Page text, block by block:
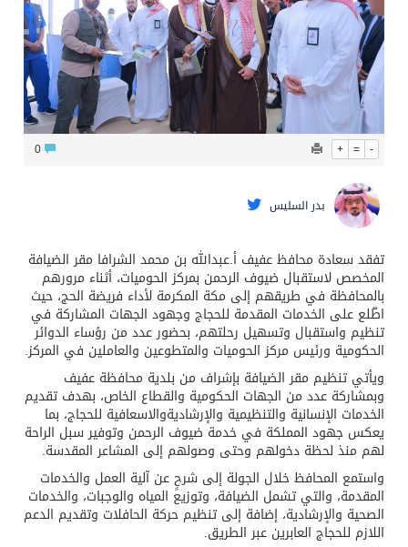
+ = -
بدر السليس
تفقد سعادة محافظ عفيف أ.عبدالله بن محمد الشرافا مقر الضيافة
المخصص لاستقبال ضيوف الرحمن بمركز الحوميات، أثناء مرورهم
بالمحافظة في طريقهم إلى مكة المكرمة لأداء فريضة الحج، حيث
اطّلع على الخدمات المقدمة للحجاج وجهود الجهات المشاركة في
تنظيم واستقبال وتسهيل رحلتهم، بحضور عدد من رؤساء الدوائر
الحكومية ورئيس مركز الحوميات والمتطوعين والعاملين في المركز.
ويأتي تنظيم مقر الضيافة بإشراف من بلدية محافظة عفيف
وبمشاركة عدد من الجهات الحكومية والقطاع الخاص، بهدف تقديم
الخدمات الإنسانية والتنظيمية والإرشاديةوالاسعافية للحجاج، بما
يعكس جهود المملكة في خدمة ضيوف الرحمن وتوفير سبل الراحة
لهم منذ لحظة دخولهم وحتى وصولهم إلى المشاعر المقدسة.
واستمع المحافظ خلال الجولة إلى شرحٍ عن آلية العمل والخدمات
المقدمة، والتي تشمل الضيافة، وتوزيع المياه والوجبات، والخدمات
الصحية والإرشادية، إضافة إلى تنظيم حركة الحافلات وتقديم الدعم
اللازم للحجاج العابرين عبر الطريق.